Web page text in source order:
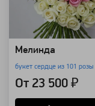
Мелинда
букет сердце из 101 розы
От 23 500 ₽